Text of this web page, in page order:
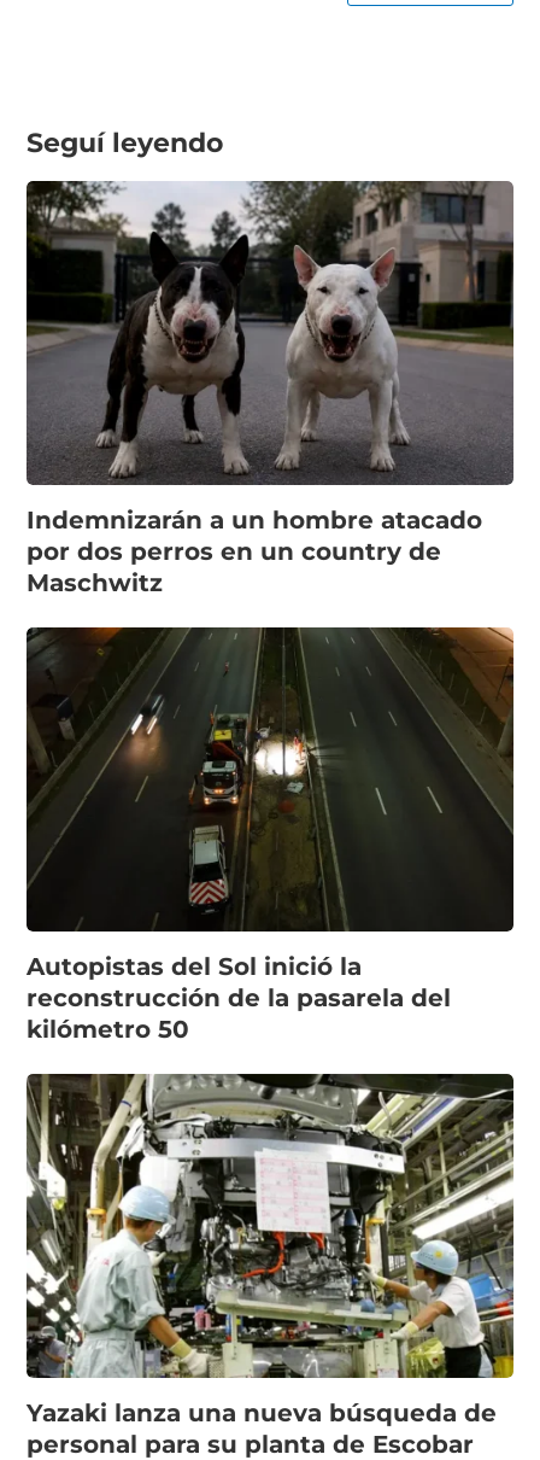
Seguí leyendo
Indemnizarán a un hombre atacado
por dos perros en un country de
Maschwitz
Autopistas del Sol inició la
reconstrucción de la pasarela del
kilómetro 50
Yazaki lanza una nueva búsqueda de
personal para su planta de Escobar